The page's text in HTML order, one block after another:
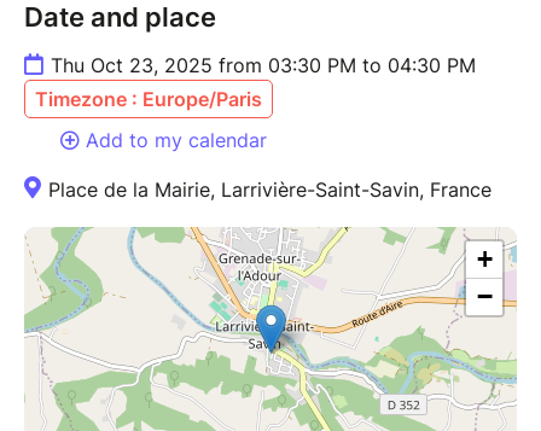
Date and place
Thu Oct 23, 2025 from 03:30 PM to 04:30 PM
Timezone : Europe/Paris
Add to my calendar
Place de la Mairie, Larrivière-Saint-Savin, France
+
−